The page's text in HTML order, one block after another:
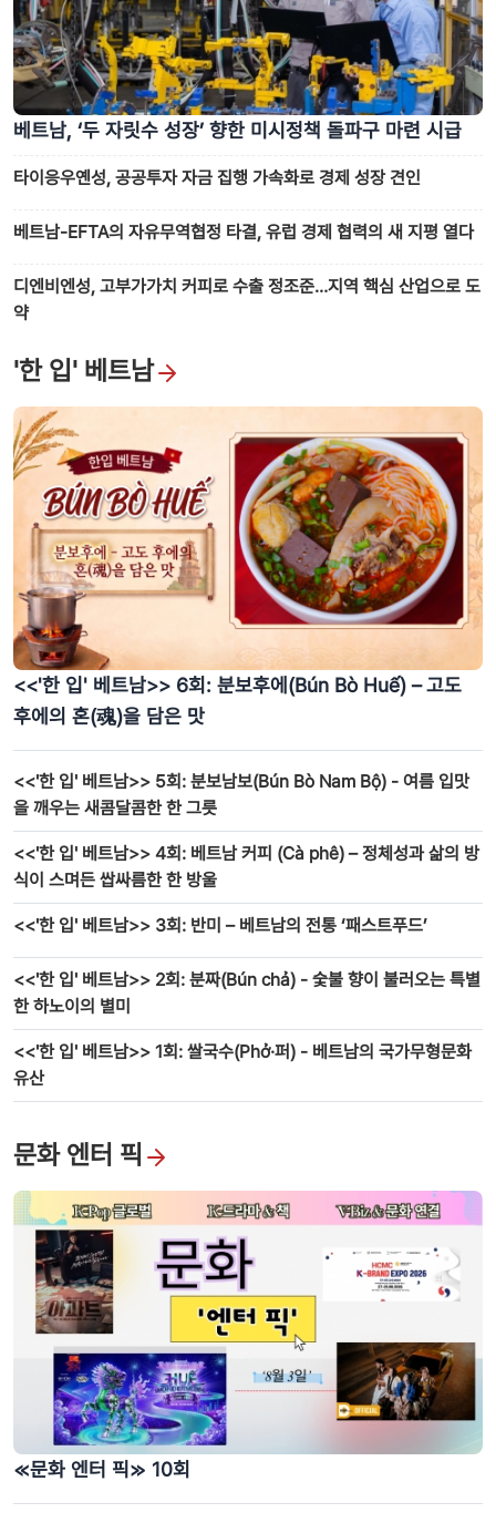
베트남, ‘두 자릿수 성장’ 향한 미시정책 돌파구 마련 시급
타이응우옌성, 공공투자 자금 집행 가속화로 경제 성장 견인
베트남-EFTA의 자유무역협정 타결, 유럽 경제 협력의 새 지평 열다
디엔비엔성, 고부가가치 커피로 수출 정조준…지역 핵심 산업으로 도
약
'한 입' 베트남
<<'한 입' 베트남>> 6회: 분보후에(Bún Bò Huế) – 고도
후에의 혼(魂)을 담은 맛
<<'한 입' 베트남>> 5회: 분보남보(Bún Bò Nam Bộ) - 여름 입맛
을 깨우는 새콤달콤한 한 그릇
<<'한 입' 베트남>> 4회: 베트남 커피 (Cà phê) – 정체성과 삶의 방
식이 스며든 쌉싸름한 한 방울
<<'한 입' 베트남>> 3회: 반미 – 베트남의 전통 ‘패스트푸드’
<<'한 입' 베트남>> 2회: 분짜(Bún chả) - 숯불 향이 불러오는 특별
한 하노이의 별미
<<'한 입' 베트남>> 1회: 쌀국수(Phở·퍼) - 베트남의 국가무형문화
유산
문화 엔터 픽
≪문화 엔터 픽≫ 10회